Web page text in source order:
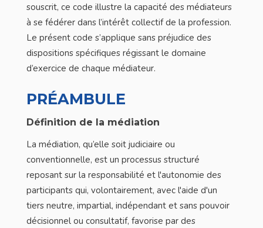
souscrit, ce code illustre la capacité des médiateurs
à se fédérer dans l’intérêt collectif de la profession.
Le présent code s’applique sans préjudice des
dispositions spécifiques régissant le domaine
d’exercice de chaque médiateur.
PRÉAMBULE
Définition de la médiation
La médiation, qu’elle soit judiciaire ou
conventionnelle, est un processus structuré
reposant sur la responsabilité et l'autonomie des
participants qui, volontairement, avec l'aide d'un
tiers neutre, impartial, indépendant et sans pouvoir
décisionnel ou consultatif, favorise par des